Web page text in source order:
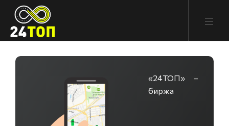
«24ТОП» –
биржа